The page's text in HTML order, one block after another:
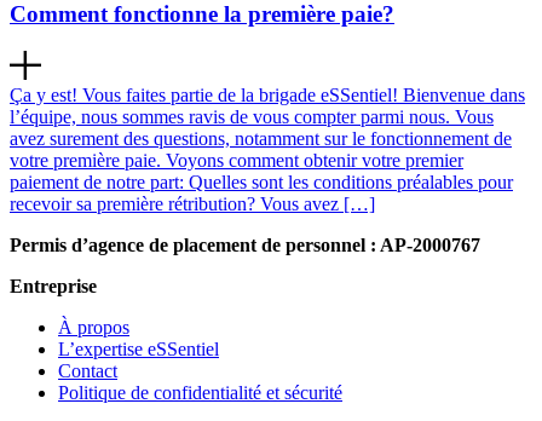
Comment fonctionne la première paie?
Ça y est! Vous faites partie de la brigade eSSentiel! Bienvenue dans
l’équipe, nous sommes ravis de vous compter parmi nous. Vous
avez surement des questions, notamment sur le fonctionnement de
votre première paie. Voyons comment obtenir votre premier
paiement de notre part: Quelles sont les conditions préalables pour
recevoir sa première rétribution? Vous avez […]
Permis d’agence de placement de personnel : AP-2000767
Entreprise
À propos
L’expertise eSSentiel
Contact
Politique de confidentialité et sécurité